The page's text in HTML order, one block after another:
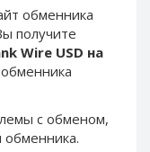
обменника
получите
Wire USD на
с обменом,
обменника.
USD
EUR
USD
Balance RUB
Balance UAH